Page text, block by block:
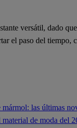
versátil, dado
el paso del tiempo,
las últimas
de moda del